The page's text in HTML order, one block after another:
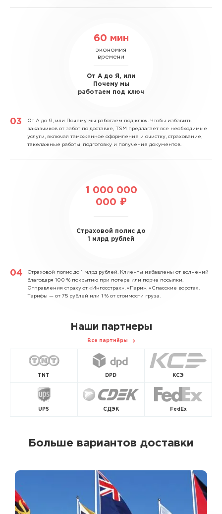
60 мин
экономия
времени
От А до Я, или
Почему мы
работаем под ключ
От А до Я, или Почему мы работаем под ключ. Чтобы избавить
заказчиков от забот по доставке, TSM предлагает все необходимые
услуги, включая таможенное оформление и очистку, страхование,
такелажные работы, подготовку и получение документов.
1 000 000
000 ₽
Страховой полис до
1 млрд рублей
Страховой полис до 1 млрд рублей. Клиенты избавлены от волнений
благодаря 100 % покрытию при потере или порче посылки.
Отправления страхуют «Ингосстрах», «Пари», «Спасские ворота».
Тарифы — от 75 рублей или 1 % от стоимости груза.
Наши партнеры
Все партнёры
TNT DPD КСЭ
UPS СДЭК FedEx
Больше вариантов доставки